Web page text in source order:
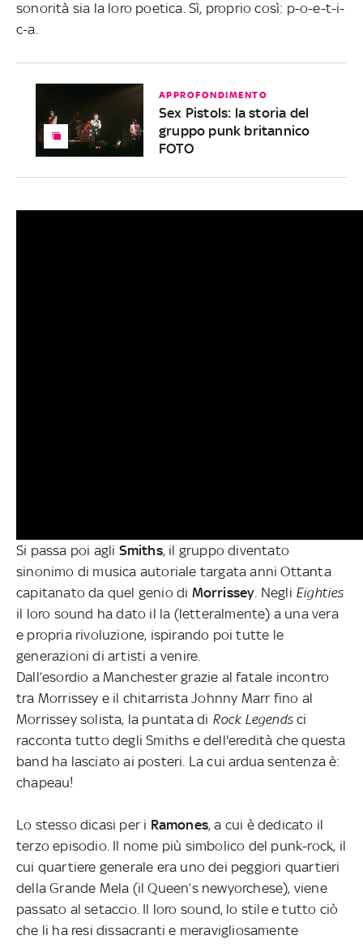
sonorità sia la loro poetica. Sì, proprio così: p-o-e-t-i-
c-a.
APPROFONDIMENTO
Sex Pistols: la storia del
gruppo punk britannico
FOTO
Si passa poi agli Smiths, il gruppo diventato
sinonimo di musica autoriale targata anni Ottanta
capitanato da quel genio di Morrissey . Negli Eighties
il loro sound ha dato il la (letteralmente) a una vera
e propria rivoluzione, ispirando poi tutte le
generazioni di artisti a venire.
Dall’esordio a Manchester grazie al fatale incontro
tra Morrissey e il chitarrista Johnny Marr fino al
Morrissey solista, la puntata di Rock Legends ci
racconta tutto degli Smiths e dell'eredità che questa
band ha lasciato ai posteri. La cui ardua sentenza è:
chapeau!
Lo stesso dicasi per i Ramones, a cui è dedicato il
terzo episodio. Il nome più simbolico del punk-rock, il
cui quartiere generale era uno dei peggiori quartieri
della Grande Mela (il Queen’s newyorchese), viene
passato al setaccio. Il loro sound, lo stile e tutto ciò
che li ha resi dissacranti e meravigliosamente